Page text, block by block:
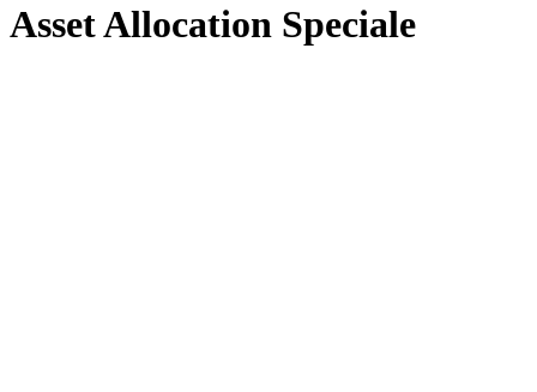
Asset Allocation Speciale